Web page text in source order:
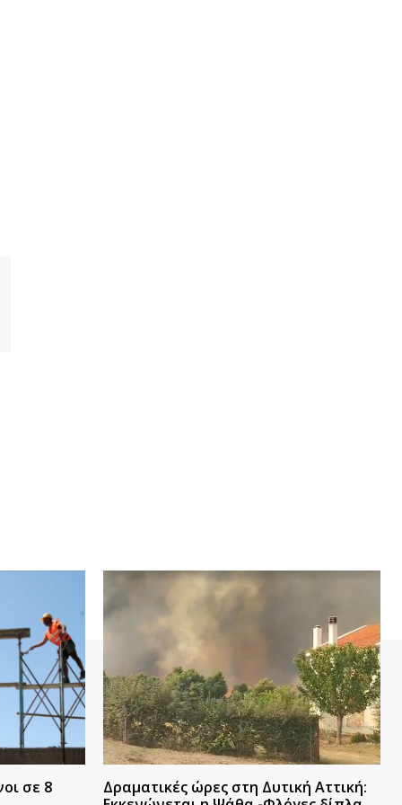
σε 8
Δραματικές ώρες στη Δυτική Αττική: